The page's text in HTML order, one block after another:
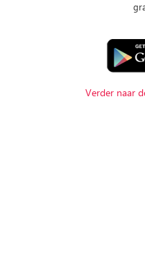
Verder naar